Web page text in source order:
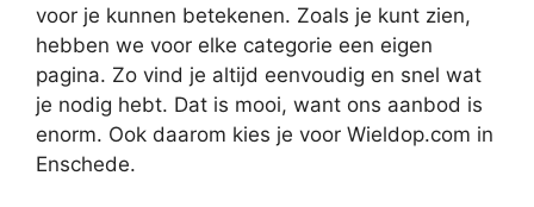
voor je kunnen betekenen. Zoals je kunt zien,
hebben we voor elke categorie een eigen
pagina. Zo vind je altijd eenvoudig en snel wat
je nodig hebt. Dat is mooi, want ons aanbod is
enorm. Ook daarom kies je voor Wieldop.com in
Enschede.